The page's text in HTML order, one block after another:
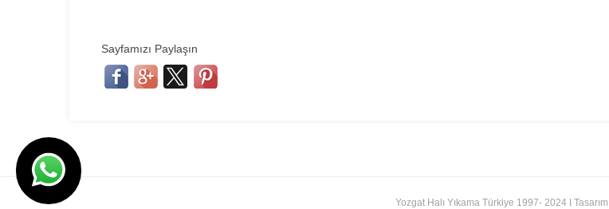
Sayfamızı Paylaşın
Yozgat Halı Yıkama Türkiye 1997- 2024 I Tasarım